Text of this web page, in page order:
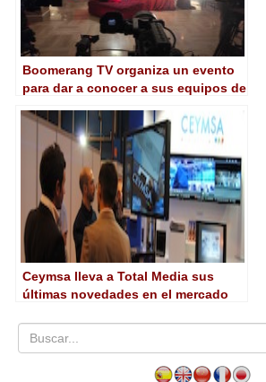
Boomerang TV organiza un evento
para dar a conocer a sus equipos de
tecnológicas
Ceymsa lleva a Total Media sus
últimas novedades en el mercado